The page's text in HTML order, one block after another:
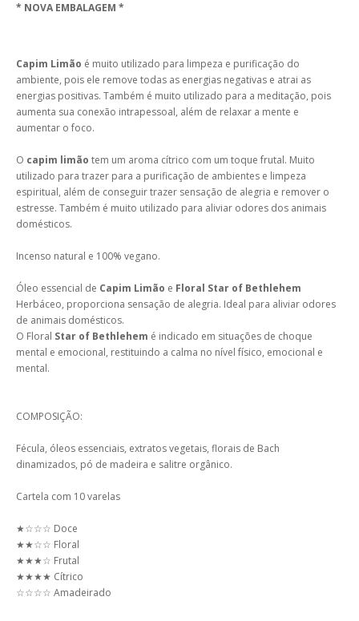
* NOVA EMBALAGEM *
Capim Limão é muito utilizado para limpeza e purificação do
ambiente, pois ele remove todas as energias negativas e atrai as
energias positivas. Também é muito utilizado para a meditação, pois
aumenta sua conexão intrapessoal, além de relaxar a mente e
aumentar o foco.
O capim limão tem um aroma cítrico com um toque frutal. Muito
utilizado para trazer para a purificação de ambientes e limpeza
espiritual, além de conseguir trazer sensação de alegria e remover o
estresse. Também é muito utilizado para aliviar odores dos animais
domésticos.
Incenso natural e 100% vegano.
Óleo essencial de Capim Limão e Floral Star of Bethlehem
Herbáceo, proporciona sensação de alegria. Ideal para aliviar odores
de animais domésticos.
O Floral Star of Bethlehem é indicado em situações de choque
mental e emocional, restituindo a calma no nível físico, emocional e
mental.
COMPOSIÇÃO:
Fécula, óleos essenciais, extratos vegetais, florais de Bach
dinamizados, pó de madeira e salitre orgânico.
Cartela com 10 varelas
★☆☆☆ Doce
★★☆☆ Floral
★★★☆ Frutal
★★★★ Cítrico
☆☆☆☆ Amadeirado